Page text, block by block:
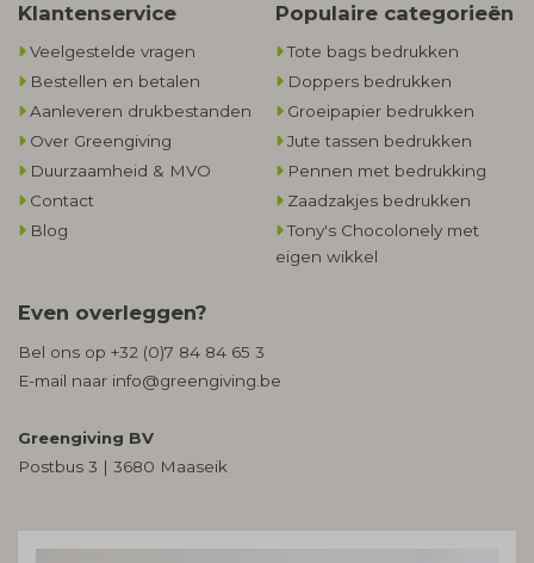
Klantenservice
Veelgestelde vragen
Bestellen en betalen
Aanleveren drukbestanden
Over Greengiving
Duurzaamheid & MVO
Contact
Blog
Populaire categorieën
Tote bags bedrukken
Doppers bedrukken
Groeipapier bedrukken
Jute tassen bedrukken
Pennen met bedrukking
Zaadzakjes bedrukken
Tony's Chocolonely met
eigen wikkel
Even overleggen?
Bel ons op +32 (0)7 84 84 65 3
E-mail naar info@greengiving.be
Greengiving BV
Postbus 3 | 3680 Maaseik